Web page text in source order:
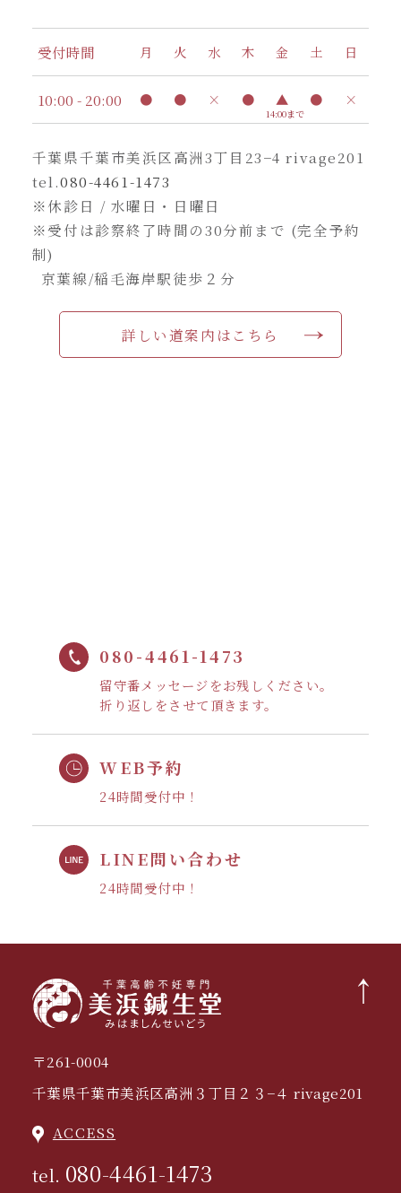
受付時間 月 火 水 木 金 土 日
10:00 - 20:00 ● ● × ● ▲
14:00まで
● ×
千葉県千葉市美浜区高洲3丁目23−4 rivage201
tel.080-4461-1473
※休診日 / 水曜日・日曜日
※受付は診察終了時間の30分前まで (完全予約
制)
京葉線/稲毛海岸駅徒歩２分
詳しい道案内はこちら
080-4461-1473
留守番メッセージをお残しください。
折り返しをさせて頂きます。
WEB予約
24時間受付中！
LINE問い合わせ
24時間受付中！
〒261-0004
千葉県千葉市美浜区高洲３丁目２３−４ rivage201
ACCESS
tel. 080-4461-1473